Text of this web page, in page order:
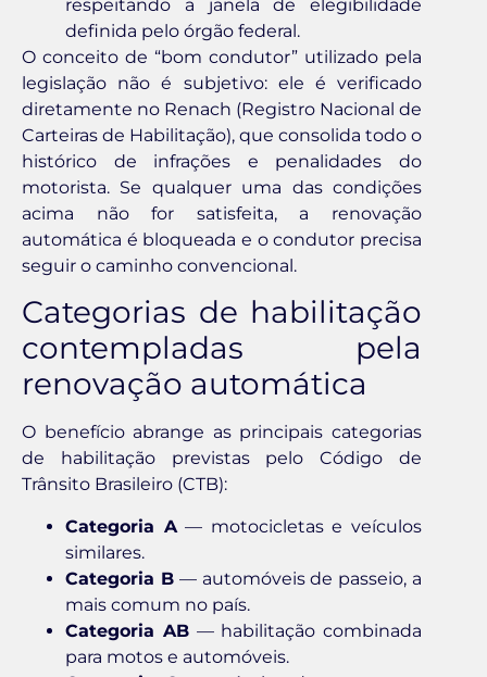
respeitando a janela de elegibilidade
definida pelo órgão federal.
O conceito de “bom condutor” utilizado pela
legislação não é subjetivo: ele é verificado
diretamente no Renach (Registro Nacional de
Carteiras de Habilitação), que consolida todo o
histórico de infrações e penalidades do
motorista. Se qualquer uma das condições
acima não for satisfeita, a renovação
automática é bloqueada e o condutor precisa
seguir o caminho convencional.
Categorias de habilitação
contempladas pela
renovação automática
O benefício abrange as principais categorias
de habilitação previstas pelo Código de
Trânsito Brasileiro (CTB):
Categoria A— motocicletas e veículos
similares.
Categoria B— automóveis de passeio, a
mais comum no país.
Categoria AB— habilitação combinada
para motos e automóveis.